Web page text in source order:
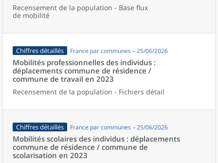
Recensement de la population - Base flux
de mobilité
Chiffres détaillés France par communes – 25/06/2026
Mobilités professionnelles des individus :
déplacements commune de résidence /
commune de travail en 2023
Recensement de la population - Fichiers détail
Chiffres détaillés France par communes – 25/06/2026
Mobilités scolaires des individus : déplacements
commune de résidence / commune de
scolarisation en 2023